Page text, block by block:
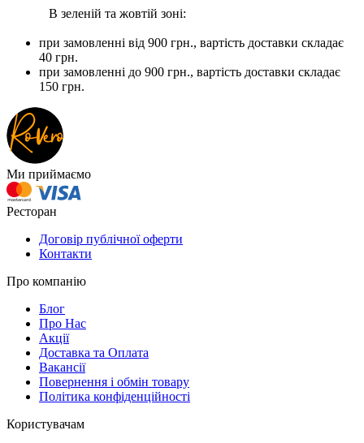
В зеленій та жовтій зоні:
при замовленні вiд 900 грн., вартість доставки складає
40 грн.
при замовленні до 900 грн., вартість доставки складає
150 грн.
Ми приймаємо
Ресторан
Договір публічної оферти
Контакти
Про компанію
Блог
Про Нас
Акції
Доставка та Оплата
Вакансії
Повернення і обмін товару
Політика конфіденційності
Користувачам